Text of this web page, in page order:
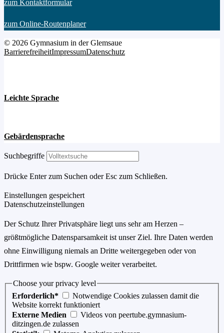
zum Kontaktformular
zum Online-Routenplaner
© 2026 Gymnasium in der Glemsaue
BarrierefreiheitImpressumDatenschutz
Leichte Sprache
Gebärdensprache
Suchbegriffe
Drücke Enter zum Suchen oder Esc zum Schließen.
Einstellungen gespeichert
Datenschutzeinstellungen
Der Schutz Ihrer Privatsphäre liegt uns sehr am Herzen –
größtmögliche Datensparsamkeit ist unser Ziel. Ihre Daten werden
ohne Einwilligung niemals an Dritte weitergegeben oder von
Drittfirmen wie bspw. Google weiter verarbeitet.
Choose your privacy level
Erforderlich*
Notwendige Cookies zulassen damit die
Website korrekt funktioniert
Externe Medien
Videos von peertube.gymnasium-
ditzingen.de zulassen